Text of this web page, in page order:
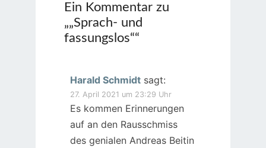
Ein Kommentar zu
„„Sprach- und
fassungslos““
Harald Schmidt sagt:
27. April 2021 um 23:29 Uhr
Es kommen Erinnerungen
auf an den Rausschmiss
des genialen Andreas Beitin